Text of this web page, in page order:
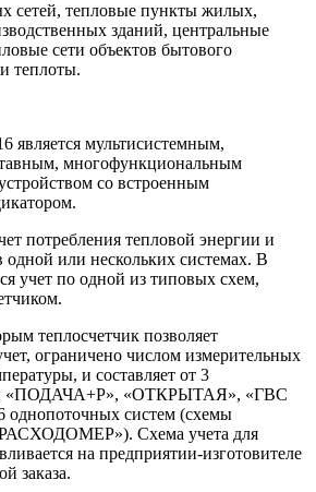
сетей, тепловые пункты жилых,
зданий, центральные
сети объектов бытового
теплоты.
является мультисистемным,
многофункциональным
со встроенным
потребления тепловой энергии и
одной или нескольких системах. В
учет по одной из типовых схем,
теплосчетчик позволяет
ограничено числом измерительных
и составляет от 3
«ПОДАЧА+Р», «ОТКРЫТАЯ», «ГВС
систем (схемы
Схема учета для
на предприятии-изготовителе
заказа.